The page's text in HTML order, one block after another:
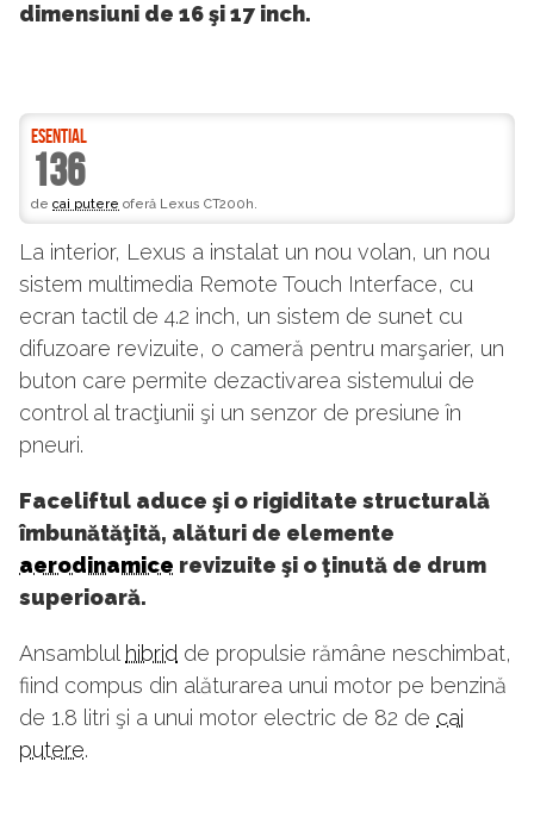
dimensiuni de 16 şi 17 inch.
ESENTIAL
136
de cai putere oferă Lexus CT200h.
La interior, Lexus a instalat un nou volan, un nou
sistem multimedia Remote Touch Interface, cu
ecran tactil de 4.2 inch, un sistem de sunet cu
difuzoare revizuite, o cameră pentru marşarier, un
buton care permite dezactivarea sistemului de
control al tracţiunii şi un senzor de presiune în
pneuri.
Faceliftul aduce şi o rigiditate structurală
îmbunătăţită, alături de elemente
aerodinamice revizuite şi o ţinută de drum
superioară.
Ansamblul hibrid de propulsie rămâne neschimbat,
fiind compus din alăturarea unui motor pe benzină
de 1.8 litri şi a unui motor electric de 82 de cai
putere.